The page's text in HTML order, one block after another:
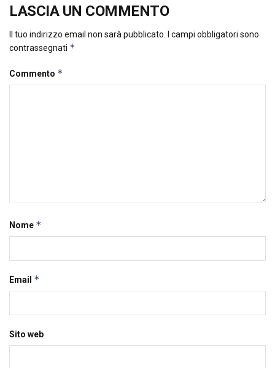
LASCIA UN COMMENTO
Il tuo indirizzo email non sarà pubblicato. I campi obbligatori sono
contrassegnati *
Commento *
Nome *
Email *
Sito web